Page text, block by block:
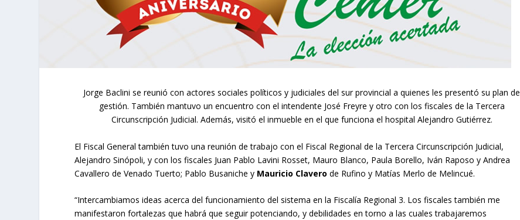
Jorge Baclini se reunió conactores sociales políticos y judiciales del sur provincial a quienes les presentó su plan de
gestión. También mantuvo un encuentro con el intendente José Freyre y otro con los fiscales de la Tercera
Circunscripción Judicial. Además, visitó el inmueble en el que funciona el hospital Alejandro Gutiérrez.
El Fiscal General también tuvo una reunión de trabajo con el Fiscal Regional de la Tercera Circunscripción Judicial,
Alejandro Sinópoli, y con los fiscales Juan Pablo Lavini Rosset, Mauro Blanco, Paula Borello, Iván Raposo y Andrea
Cavallero de Venado Tuerto; Pablo Busaniche y Mauricio Clavero de Rufino y Matías Merlo de Melincué.
“Intercambiamos ideas acerca del funcionamiento del sistema en la Fiscalía Regional 3. Los fiscales también me
manifestaron fortalezas que habrá que seguir potenciando, y debilidades en torno a las cuales trabajaremos